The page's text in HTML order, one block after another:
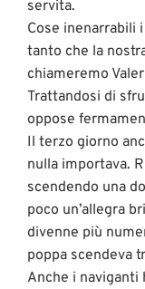
servita.
Cose inenarrabili
tanto che la
chiameremo
Trattandosi di
oppose
Il terzo giorno
nulla importava.
scendendo una
poco un’allegra
divenne più
poppa scendeva
Anche i naviganti